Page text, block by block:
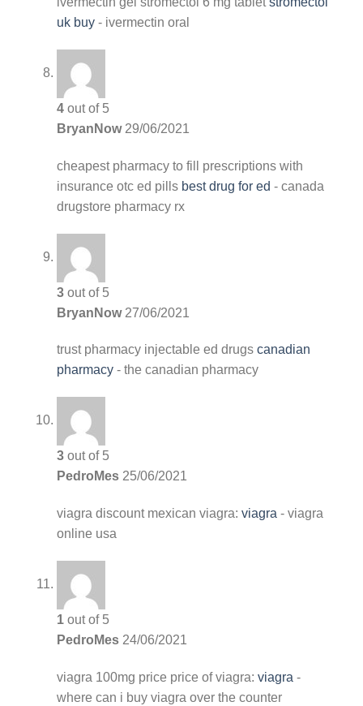
uk buy - ivermectin oral
4 out of 5
BryanNow 29/06/2021
cheapest pharmacy to fill prescriptions with
insurance otc ed pills best drug for ed - canada
drugstore pharmacy rx
3 out of 5
BryanNow 27/06/2021
trust pharmacy injectable ed drugs canadian
pharmacy - the canadian pharmacy
3 out of 5
PedroMes 25/06/2021
viagra discountmexican viagra: viagra - viagra
online usa
1 out of 5
PedroMes 24/06/2021
viagra 100mg price price of viagra: viagra -
where can i buy viagra over the counter